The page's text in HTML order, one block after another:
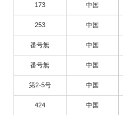
173 中国
253 中国
番号無 中国
番号無 中国
第2-5号 中国
424 中国